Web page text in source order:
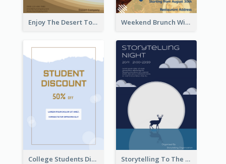
Enjoy The Desert Tour Flyer Weekend Brunch With Discount Flyer
College Students Discount For Study Flyer Storytelling To The Moon Event Flyer